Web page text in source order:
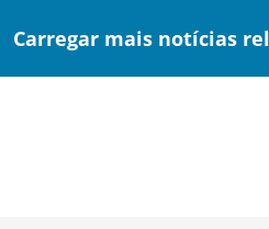
Carregar mais notícias